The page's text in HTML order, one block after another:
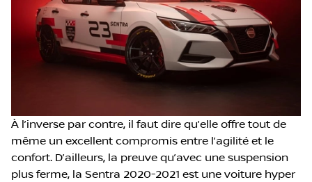
À l’inverse par contre, il faut dire qu’elle offre tout de
même un excellent compromis entre l’agilité et le
confort. D’ailleurs, la preuve qu’avec une suspension
plus ferme, la Sentra 2020-2021 est une voiture hyper